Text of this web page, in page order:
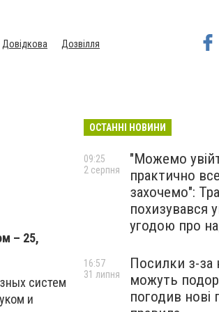
Довідкова Дозвілля
– 25,
систем
и
ОСТАННІ НОВИНИ
"Можемо
практично
захочемо":
похизувався
угодою про
09:25
2 серпня
Посилки з-за
можуть
погодив нові
16:57
31 липня